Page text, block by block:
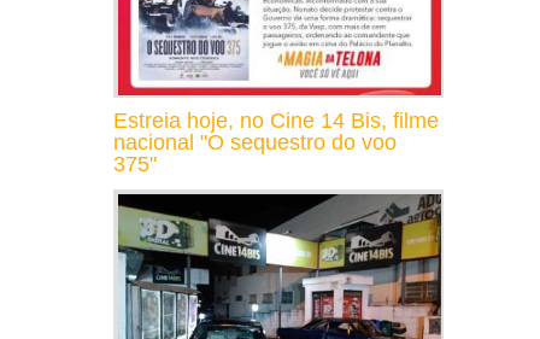
Estreia hoje, no Cine 14 Bis, filme
nacional "O sequestro do voo
375"